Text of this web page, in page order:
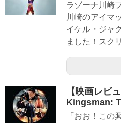
ラゾーナ川崎
川崎のアイマ
イケル・ジャ
ました！スク
【映画レビ
Kingsman:
「おお！この